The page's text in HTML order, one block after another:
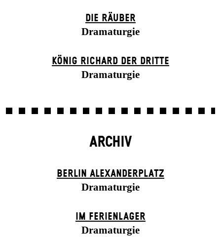
DIE RÄUBER
Dramaturgie
KÖNIG RICHARD DER DRITTE
Dramaturgie
ARCHIV
BERLIN ALEXANDER­PLATZ
Dramaturgie
IM FERIEN­LAGER
Dramaturgie